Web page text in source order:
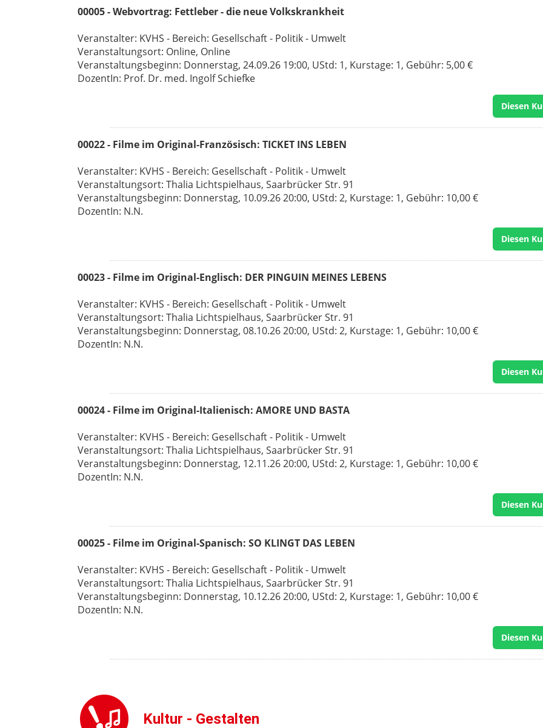
00005 - Webvortrag: Fettleber - die neue Volkskrankheit
Veranstalter: KVHS - Bereich: Gesellschaft - Politik - Umwelt
Veranstaltungsort: Online, Online
Veranstaltungsbeginn: Donnerstag, 24.09.26 19:00, UStd: 1, Kurstage: 1, Gebühr: 5,00 €
DozentIn: Prof. Dr. med. Ingolf Schiefke
Diesen
00022 - Filme im Original-Französisch: TICKET INS LEBEN
Veranstalter: KVHS - Bereich: Gesellschaft - Politik - Umwelt
Veranstaltungsort: Thalia Lichtspielhaus, Saarbrücker Str. 91
Veranstaltungsbeginn: Donnerstag, 10.09.26 20:00, UStd: 2, Kurstage: 1, Gebühr: 10,00 €
DozentIn: N.N.
Diesen
00023 - Filme im Original-Englisch: DER PINGUIN MEINES LEBENS
Veranstalter: KVHS - Bereich: Gesellschaft - Politik - Umwelt
Veranstaltungsort: Thalia Lichtspielhaus, Saarbrücker Str. 91
Veranstaltungsbeginn: Donnerstag, 08.10.26 20:00, UStd: 2, Kurstage: 1, Gebühr: 10,00 €
DozentIn: N.N.
Diesen
00024 - Filme im Original-Italienisch: AMORE UND BASTA
Veranstalter: KVHS - Bereich: Gesellschaft - Politik - Umwelt
Veranstaltungsort: Thalia Lichtspielhaus, Saarbrücker Str. 91
Veranstaltungsbeginn: Donnerstag, 12.11.26 20:00, UStd: 2, Kurstage: 1, Gebühr: 10,00 €
DozentIn: N.N.
Diesen
00025 - Filme im Original-Spanisch: SO KLINGT DAS LEBEN
Veranstalter: KVHS - Bereich: Gesellschaft - Politik - Umwelt
Veranstaltungsort: Thalia Lichtspielhaus, Saarbrücker Str. 91
Veranstaltungsbeginn: Donnerstag, 10.12.26 20:00, UStd: 2, Kurstage: 1, Gebühr: 10,00 €
DozentIn: N.N.
Diesen
Kultur - Gestalten